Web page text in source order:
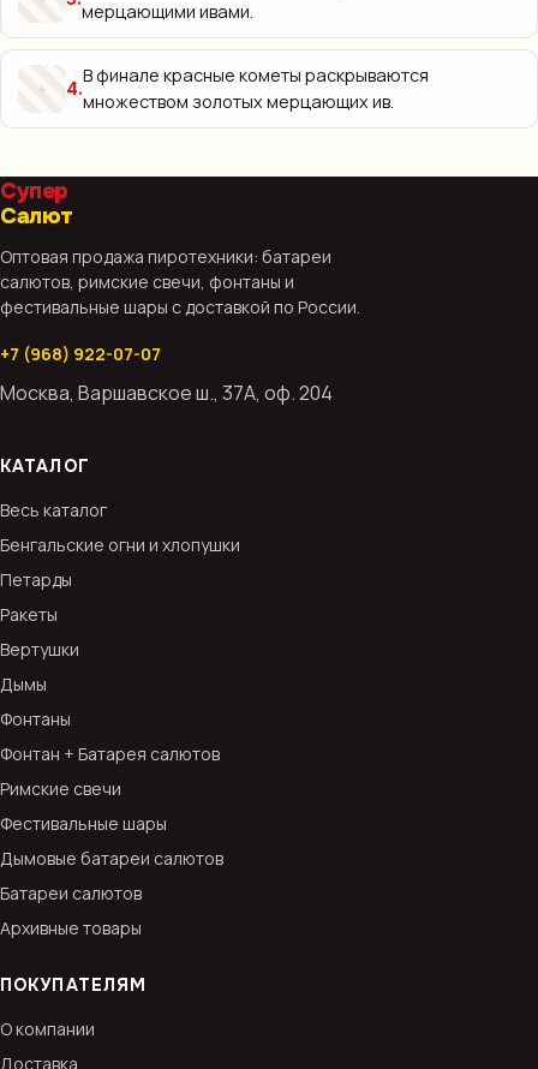
мерцающими ивами.
✦ 4.
В финале красные кометы раскрываются
множеством золотых мерцающих ив.
Супер
Салют
Оптовая продажа пиротехники: батареи
салютов, римские свечи, фонтаны и
фестивальные шары с доставкой по России.
+7 (968) 922-07-07
Москва, Варшавское ш., 37А, оф. 204
КАТАЛОГ
Весь каталог
Бенгальские огни и хлопушки
Петарды
Ракеты
Вертушки
Дымы
Фонтаны
Фонтан + Батарея салютов
Римские свечи
Фестивальные шары
Дымовые батареи салютов
Батареи салютов
Архивные товары
ПОКУПАТЕЛЯМ
О компании
Доставка